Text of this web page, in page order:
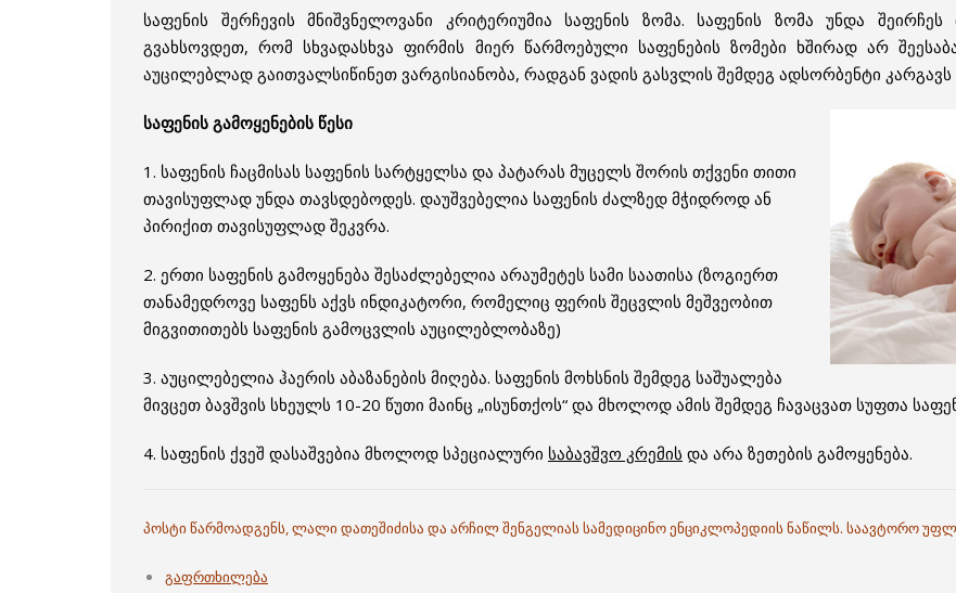
საფენის შერჩევის მნიშვნელოვანი კრიტერიუმია საფენის ზომა. საფენის ზომა უნდა შეირჩეს
გვახსოვდეთ, რომ სხვადასხვა ფირმის მიერ წარმოებული საფენების ზომები ხშირად არ
აუცილებლად გაითვალსიწინეთ ვარგისიანობა, რადგან ვადის გასვლის შემდეგ ადსორბენტი კარგავს
საფენის გამოყენების წესი
1. საფენის ჩაცმისას საფენის სარტყელსა და პატარას მუცელს შორის თქვენი თითი
თავისუფლად უნდა თავსდებოდეს. დაუშვებელია საფენის ძალზედ მჭიდროდ ან
პირიქით თავისუფლად შეკვრა.
2. ერთი საფენის გამოყენება შესაძლებელია არაუმეტეს სამი საათისა (ზოგიერთ
თანამედროვე საფენს აქვს ინდიკატორი, რომელიც ფერის შეცვლის მეშვეობით
მიგვითითებს საფენის გამოცვლის აუცილებლობაზე)
3. აუცილებელია ჰაერის აბაზანების მიღება. საფენის მოხსნის შემდეგ საშუალება
მივცეთ ბავშვის სხეულს 10-20 წუთი მაინც „ისუნთქოს“ და მხოლოდ ამის შემდეგ ჩავაცვათ სუფთა
4. საფენის ქვეშ დასაშვებია მხოლოდ სპეციალური საბავშვო კრემის და არა ზეთების გამოყენება.
პოსტი წარმოადგენს, ლალი დათეშიძისა და არჩილ შენგელიას სამედიცინო ენციკლოპედიის ნაწილს. საავტორო
გაფრთხილება